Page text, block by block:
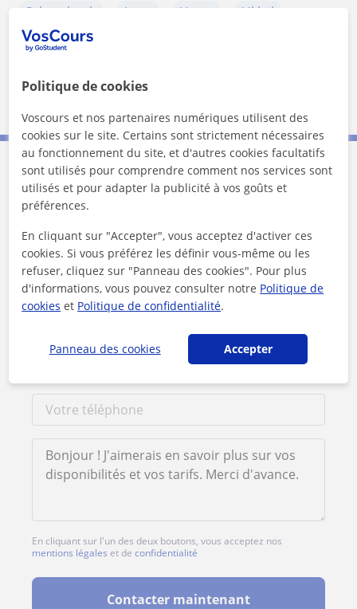
Schaarbeek Jette Vorst
Ukkel
Sint-Jans-Molenbeek
City of Brussels
Contactez Maddalena
Tarif horaire 50
1er cours offert
En cliquant sur l'un des deux boutons, vous acceptez nos
mentions légales et de confidentialité
Contacter maintenant
Politique de cookies
Voscours et nos partenaires numériques utilisent des
cookies sur le site. Certains sont strictement nécessaires
au fonctionnement du site, et d'autres cookies facultatifs
sont utilisés pour comprendre comment nos services sont
utilisés et pour adapter la publicité à vos goûts et
préférences.
En cliquant sur "Accepter", vous acceptez d'activer ces
cookies. Si vous préférez les définir vous-même ou les
refuser, cliquez sur "Panneau des cookies". Pour plus
d'informations, vous pouvez consulter notre Politique de
cookies et Politique de confidentialité.
Panneau des cookies Accepter